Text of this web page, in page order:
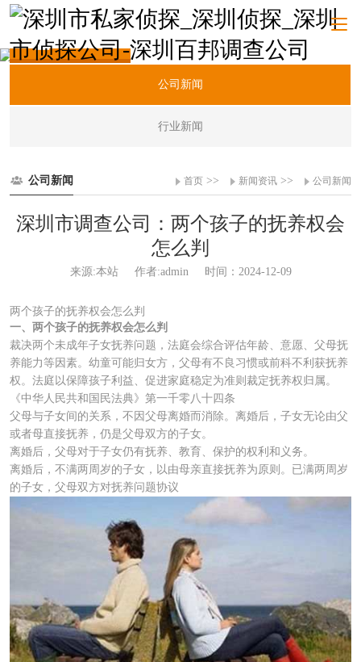
新闻资讯
公司新闻
行业新闻
公司新闻 首页 >> 新闻资讯 >> 公司新闻
深圳市调查公司：两个孩子的抚养权会
怎么判
来源:本站 作者:admin 时间：2024-12-09
两个孩子的抚养权会怎么判
一、两个孩子的抚养权会怎么判
裁决两个未成年子女抚养问题，法庭会综合评估年龄、意愿、父母抚
养能力等因素。幼童可能归女方，父母有不良习惯或前科不利获抚养
权。法庭以保障孩子利益、促进家庭稳定为准则裁定抚养权归属。
《中华人民共和国民法典》第一千零八十四条
父母与子女间的关系，不因父母离婚而消除。离婚后，子女无论由父
或者母直接抚养，仍是父母双方的子女。
离婚后，父母对于子女仍有抚养、教育、保护的权利和义务。
离婚后，不满两周岁的子女，以由母亲直接抚养为原则。已满两周岁
的子女，父母双方对抚养问题协议